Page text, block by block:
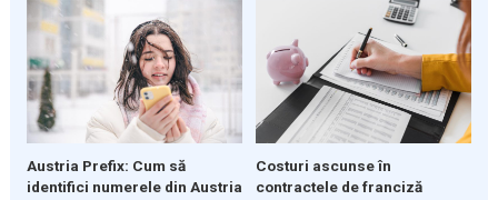
Austria Prefix: Cum să
identifici numerele din Austria
Costuri ascunse în
contractele de franciză